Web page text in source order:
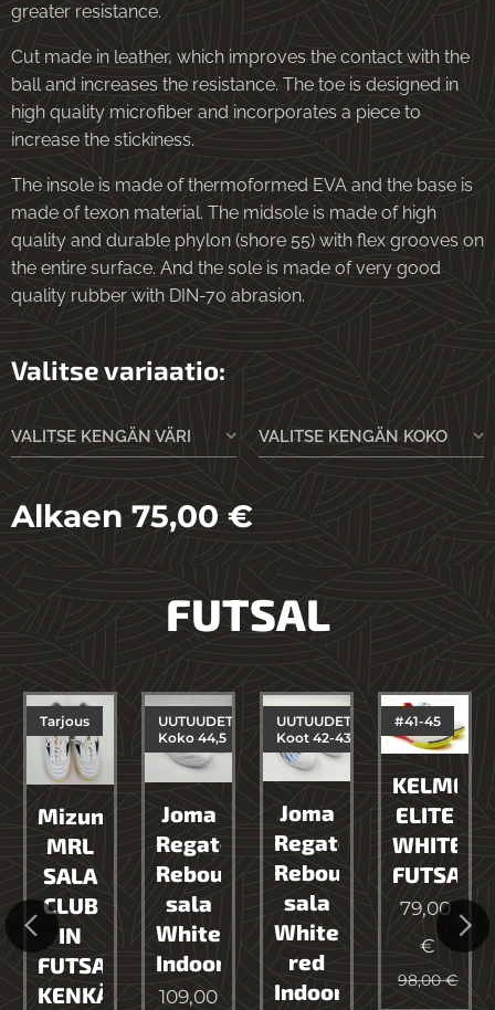
greater resistance.
Cut made in leather, which improves the contact with the
ball and increases the resistance. The toe is designed in
high quality microfiber and incorporates a piece to
increase the stickiness.
The insole is made of thermoformed EVA and the base is
made of texon material. The midsole is made of high
quality and durable phylon (shore 55) with flex grooves on
the entire surface. And the sole is made of very good
quality rubber with DIN-70 abrasion.
Valitse variaatio:
VALITSE KENGÄN VÄRI VALITSE KENGÄN KOKO
Alkaen 75,00 €
FUTSAL
Mizuno
MRL
SALA
CLUB
IN
FUTSAL
KENKÄ
Tarjous
Joma
Regate
Rebound
sala
White
Indoor
UUTUUDET
Koko 44,5
109,00
Joma
Regate
Rebound
sala
White
red
Indoor
UUTUUDET
Koot 42-43
KELME
ELITE
WHITE
FUTSAL
#41-45
79,00
€
98,00€